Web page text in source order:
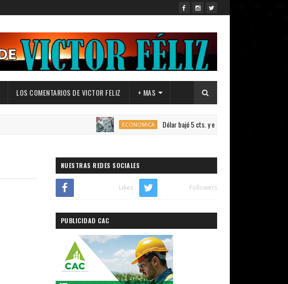
LOS COMENTARIOS DE VICTOR FELIZ + MAS
ECONOMICA Dólar bajó 5 cts. y era vendido a $58.39; el euro subió a
NUESTRAS REDES SOCIALES
Likes Followers
PUBLICIDAD CAC